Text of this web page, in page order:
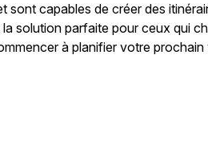
capables de créer des
la solution parfaite pour ceux qui
à planifier votre